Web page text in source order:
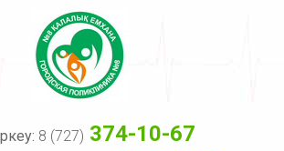
8 (727) 374-10-67